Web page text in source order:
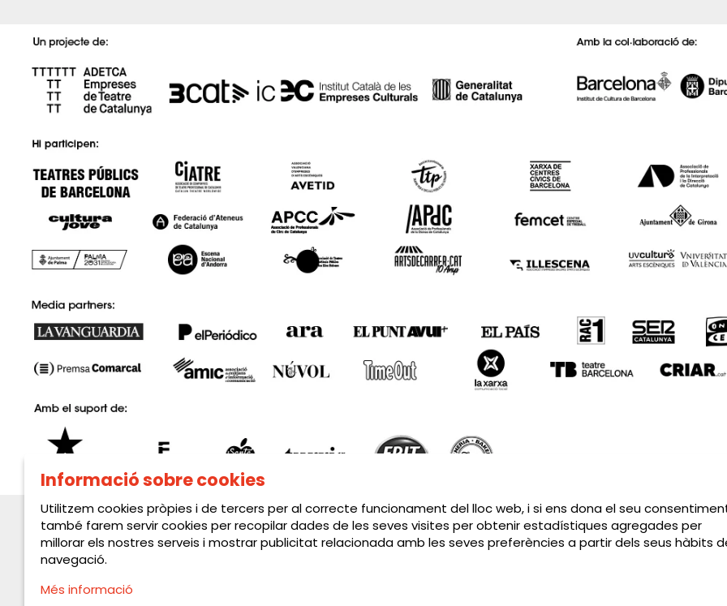
Sitemap | Avís Legal | Política de privacitat | Contactar
Informació sobre cookies
Utilitzem cookies pròpies i de tercers per al correcte funcionament del lloc web, i si ens dona el seu
també farem servir cookies per recopilar dades de les seves visites per obtenir estadístiques agregades per
millorar els nostres serveis i mostrar publicitat relacionada amb les seves preferències a partir dels seus hàbits
navegació.
Més informació